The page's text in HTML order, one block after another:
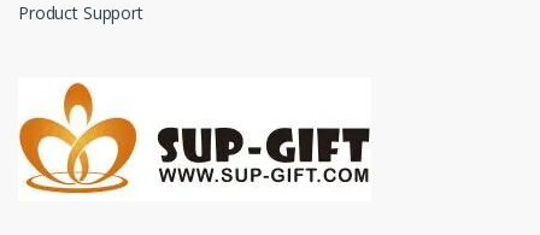
Product Support